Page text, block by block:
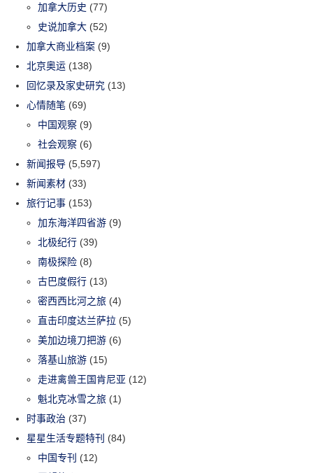
加拿大历史 (77)
史说加拿大 (52)
加拿大商业档案 (9)
北京奥运 (138)
回忆录及家史研究 (13)
心情随笔 (69)
中国观察 (9)
社会观察 (6)
新闻报导 (5,597)
新闻素材 (33)
旅行记事 (153)
加东海洋四省游 (9)
北极纪行 (39)
南极探险 (8)
古巴度假行 (13)
密西西比河之旅 (4)
直击印度达兰萨拉 (5)
美加边境刀把游 (6)
落基山旅游 (15)
走进禽兽王国肯尼亚 (12)
魁北克冰雪之旅 (1)
时事政治 (37)
星星生活专题特刊 (84)
中国专刊 (12)